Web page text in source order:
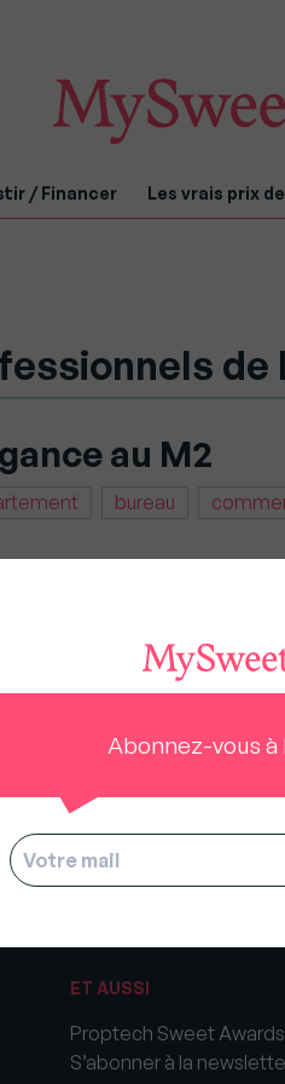
/ Financer Les vrais prix
au M2
bureau
aux PODCASTS
ET AUSSI
Proptech Sweet Awards
S’abonner à la
Abonnez-vous